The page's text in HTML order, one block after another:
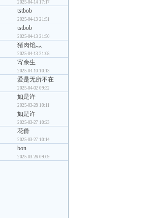
2025-04-14 17:17
tstbob
2025-04-13 21:51
tstbob
2025-04-13 21:50
猪肉馅灬
2025-04-13 21:08
寄余生
2025-04-10 10:13
爱是无所不在
2025-04-02 09:32
如是许
2025-03-28 10:11
如是许
2025-03-27 10:23
花傦
2025-03-27 10:14
bon
2025-03-26 09:09